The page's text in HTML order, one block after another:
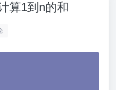
算1到n的和